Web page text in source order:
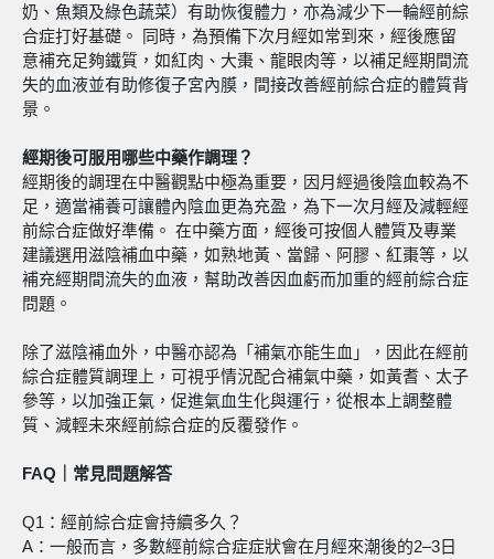
奶、魚類及綠色蔬菜）有助恢復體力，亦為減少下一輪經前綜
合症打好基礎。 同時，為預備下次月經如常到來，經後應留
意補充足夠鐵質，如紅肉、大棗、龍眼肉等，以補足經期間流
失的血液並有助修復子宮內膜，間接改善經前綜合症的體質背
景。
經期後可服用哪些中藥作調理？
經期後的調理在中醫觀點中極為重要，因月經過後陰血較為不
足，適當補養可讓體內陰血更為充盈，為下一次月經及減輕經
前綜合症做好準備。 在中藥方面，經後可按個人體質及專業
建議選用滋陰補血中藥，如熟地黃、當歸、阿膠、紅棗等，以
補充經期間流失的血液，幫助改善因血虧而加重的經前綜合症
問題。
除了滋陰補血外，中醫亦認為「補氣亦能生血」，因此在經前
綜合症體質調理上，可視乎情況配合補氣中藥，如黃耆、太子
參等，以加強正氣，促進氣血生化與運行，從根本上調整體
質、減輕未來經前綜合症的反覆發作。
FAQ｜常見問題解答
Q1：經前綜合症會持續多久？
A：一般而言，多數經前綜合症症狀會在月經來潮後的2–3日